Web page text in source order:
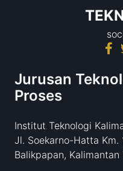
Jurusan
Proses
Institut Teknologi
Jl. Soekarno-Hatta Km.
Balikpapan, Kalimantan